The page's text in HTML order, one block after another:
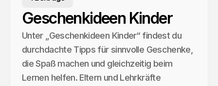
Geschenkideen Kinder
Unter „Geschenkideen Kinder“ findest du
durchdachte Tipps für sinnvolle Geschenke,
die Spaß machen und gleichzeitig beim
Lernen helfen. Eltern und Lehrkräfte